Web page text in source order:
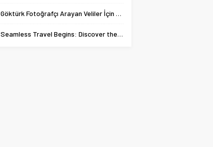
Göktürk Fotoğrafçı Arayan Veliler İçin Okul Kaydı Fotoğrafı Hazırlık Listesi
Seamless Travel Begins: Discover the Convenience of Istanbul Transfer Services